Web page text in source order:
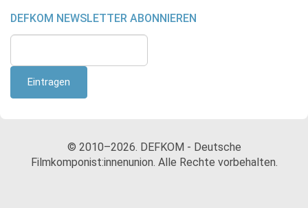
DEFKOM NEWSLETTER ABONNIEREN
© 2010–2026. DEFKOM - Deutsche
Filmkomponist:innenunion. Alle Rechte vorbehalten.